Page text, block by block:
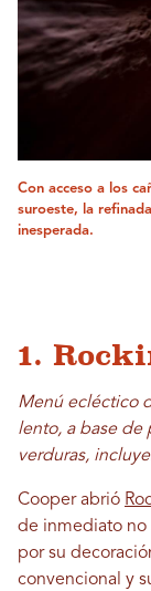
Con acceso a los
suroeste, la
inesperada.
1.
Menú ecléctico
lento, a base de
verduras,
Cooper abrió
de inmediato no
por su
convencional y